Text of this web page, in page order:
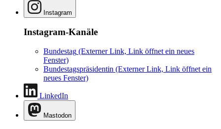
Instagram
Instagram-Kanäle
Bundestag (Externer Link, Link öffnet ein neues
Fenster)
Bundestagspräsidentin (Externer Link, Link öffnet ein
neues Fenster)
LinkedIn
Mastodon